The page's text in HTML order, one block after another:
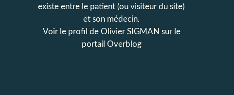
existe entre le patient (ou visiteur du site)
et son médecin.
Voir le profil de Olivier SIGMAN sur le
portail Overblog